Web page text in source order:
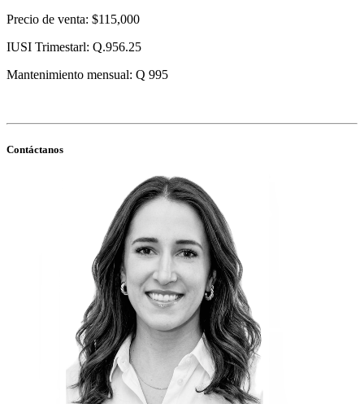
Precio de venta: $115,000
IUSI Trimestarl: Q.956.25
Mantenimiento mensual: Q 995
Contáctanos